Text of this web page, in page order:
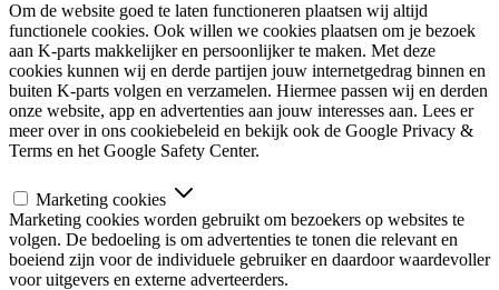
Om de website goed te laten functioneren plaatsen wij altijd
functionele cookies. Ook willen we cookies plaatsen om je bezoek
aan K-parts makkelijker en persoonlijker te maken. Met deze
cookies kunnen wij en derde partijen jouw internetgedrag binnen en
buiten K-parts volgen en verzamelen. Hiermee passen wij en derden
onze website, app en advertenties aan jouw interesses aan. Lees er
meer over in ons cookiebeleid en bekijk ook de Google Privacy &
Terms en het Google Safety Center.
Marketing cookies
Marketing cookies worden gebruikt om bezoekers op websites te
volgen. De bedoeling is om advertenties te tonen die relevant en
boeiend zijn voor de individuele gebruiker en daardoor waardevoller
voor uitgevers en externe adverteerders.